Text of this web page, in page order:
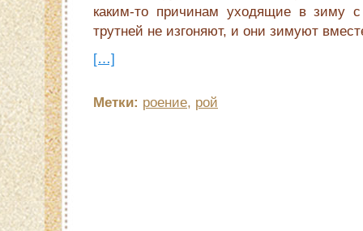
каким-то причинам уходящие в зиму
трутней не изгоняют, и они зимуют
[…]
Метки: роение, рой